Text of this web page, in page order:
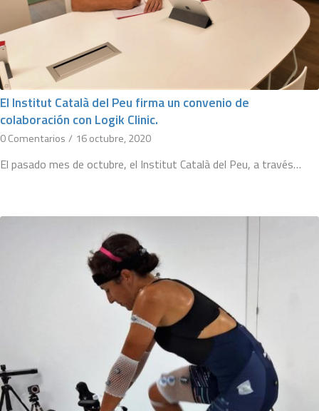
El Institut Català del Peu firma un convenio de
colaboración con Logik Clinic.
0 Comentarios / 16 octubre, 2020
El pasado mes de octubre, el Institut Català del Peu, a través…